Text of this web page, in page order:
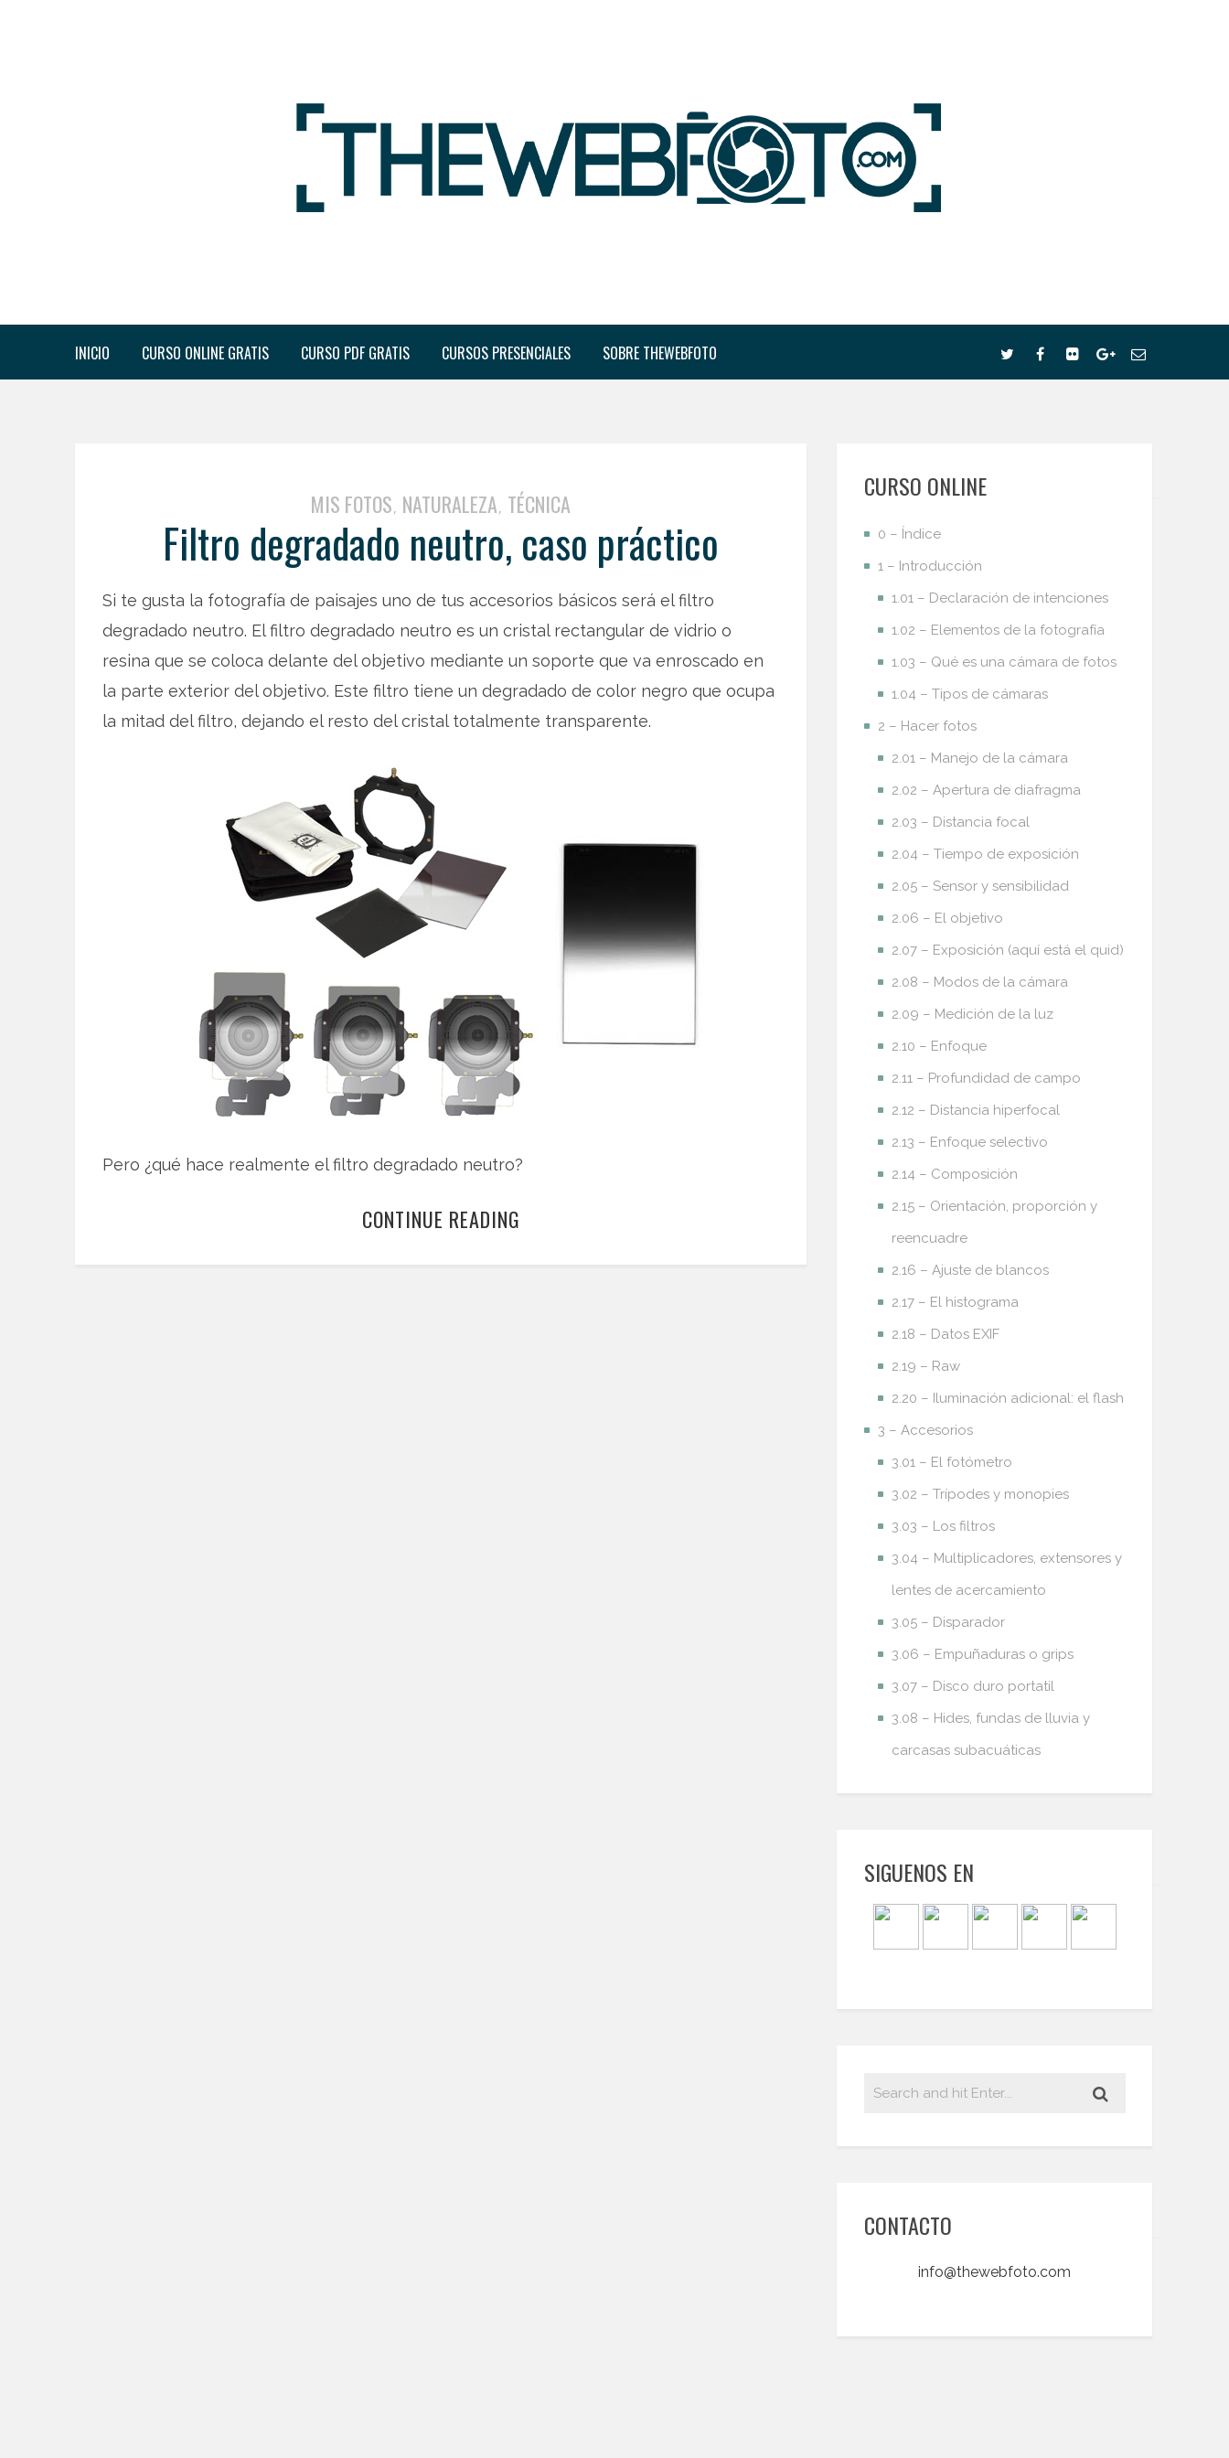
INICIO CURSO ONLINE GRATIS CURSO PDF GRATIS CURSOS PRESENCIALES SOBRE THEWEBFOTO
MIS FOTOS, NATURALEZA, TÉCNICA
Filtro degradado neutro, caso práctico
Si te gusta la fotografía de paisajes uno de tus accesorios básicos será el filtro
degradado neutro. El filtro degradado neutro es un cristal rectangular de vidrio o
resina que se coloca delante del objetivo mediante un soporte que va enroscado en
la parte exterior del objetivo. Este filtro tiene un degradado de color negro que ocupa
la mitad del filtro, dejando el resto del cristal totalmente transparente.
Pero ¿qué hace realmente el filtro degradado neutro?
CONTINUE READING
CURSO ONLINE
0 – Índice
1 – Introducción
1.01 – Declaración de intenciones
1.02 – Elementos de la fotografía
1.03 – Qué es una cámara de fotos
1.04 – Tipos de cámaras
2 – Hacer fotos
2.01 – Manejo de la cámara
2.02 – Apertura de diafragma
2.03 – Distancia focal
2.04 – Tiempo de exposición
2.05 – Sensor y sensibilidad
2.06 – El objetivo
2.07 – Exposición (aquí está el quid)
2.08 – Modos de la cámara
2.09 – Medición de la luz
2.10 – Enfoque
2.11 – Profundidad de campo
2.12 – Distancia hiperfocal
2.13 – Enfoque selectivo
2.14 – Composición
2.15 – Orientación, proporción y
reencuadre
2.16 – Ajuste de blancos
2.17 – El histograma
2.18 – Datos EXIF
2.19 – Raw
2.20 – Iluminación adicional: el flash
3 – Accesorios
3.01 – El fotómetro
3.02 – Trípodes y monopies
3.03 – Los filtros
3.04 – Multiplicadores, extensores y
lentes de acercamiento
3.05 – Disparador
3.06 – Empuñaduras o grips
3.07 – Disco duro portatil
3.08 – Hides, fundas de lluvia y
carcasas subacuáticas
SIGUENOS EN
CONTACTO
info@thewebfoto.com